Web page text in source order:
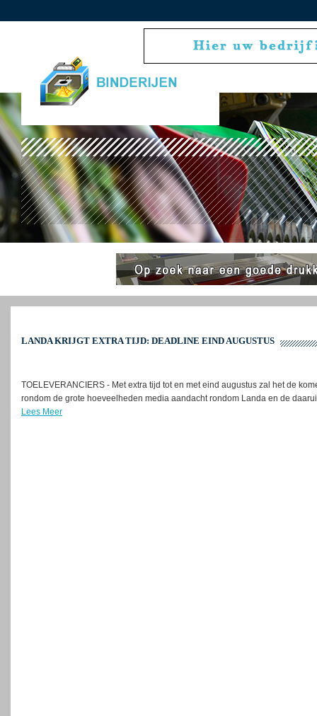
LANDA KRIJGT EXTRA TIJD: DEADLINE EIND AUGUSTUS
TOELEVERANCIERS - Met extra tijd tot en met eind augustus zal het de
rondom de grote hoeveelheden media aandacht rondom Landa en de
Lees Meer